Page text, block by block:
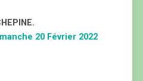
20 Février 2022